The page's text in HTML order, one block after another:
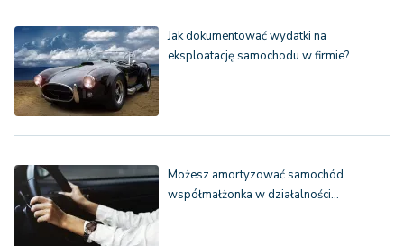
Jak dokumentować wydatki na
eksploatację samochodu w firmie?
Możesz amortyzować samochód
współmałżonka w działalności…